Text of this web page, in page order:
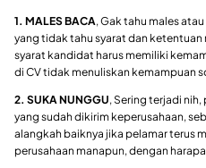
1. MALES BACA, Gak tahu males
yang tidak tahu syarat dan ketentuan
syarat kandidat harus memiliki
di CV tidak menuliskan kemampuan
2. SUKA NUNGGU, Sering terjadi
yang sudah dikirim keperusahaan,
alangkah baiknya jika pelamar terus
perusahaan manapun, dengan